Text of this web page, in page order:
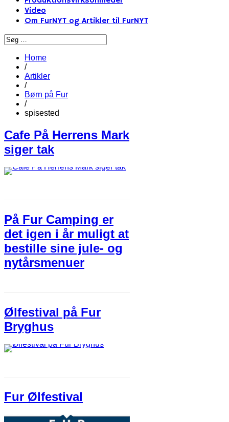
Video
Om FurNYT og Artikler til FurNYT
Home
/
Artikler
/
Børn på Fur
/
spisested
Cafe På Herrens Mark
siger tak
På Fur Camping er
det igen i år muligt at
bestille sine jule- og
nytårsmenuer
Ølfestival på Fur
Bryghus
Fur Ølfestival